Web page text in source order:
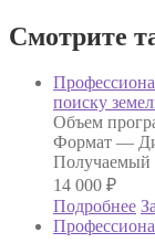
Смотрите
поиску
Объем
Формат —
14 000 ₽
Подробнее